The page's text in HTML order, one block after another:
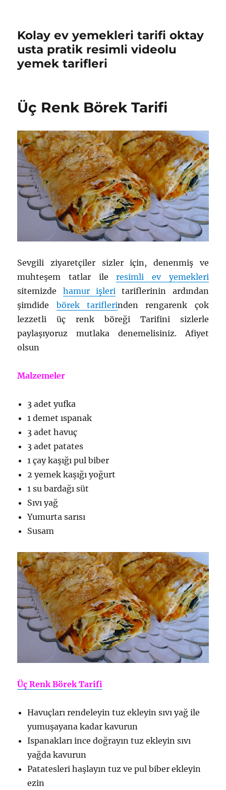
Kolay ev yemekleri tarifi oktay
usta pratik resimli videolu
yemek tarifleri
Üç Renk Börek Tarifi
Sevgili ziyaretçiler sizler için, denenmiş ve
muhteşem tatlar ileresimli ev yemekleri
sitemizde hamur işleri tariflerinin ardından
şimdide börek tariflerinden rengarenk çok
lezzetli üç renk böreği Tarifini sizlerle
paylaşıyoruz mutlaka denemelisiniz. Afiyet
olsun
Malzemeler
3 adet yufka
1 demet ıspanak
3 adet havuç
3 adet patates
1 çay kaşığı pul biber
2 yemek kaşığı yoğurt
1 su bardağı süt
Sıvı yağ
Yumurta sarısı
Susam
Üç Renk Börek Tarifi
Havuçları rendeleyin tuz ekleyin sıvı yağ ile
yumuşayana kadar kavurun
Ispanakları ince doğrayın tuz ekleyin sıvı
yağda kavurun
Patatesleri haşlayın tuz ve pul biber ekleyin
ezin